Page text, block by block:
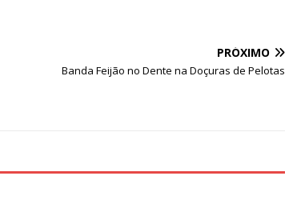
PRÓXIMO
Banda Feijão no Dente na Doçuras de Pelotas